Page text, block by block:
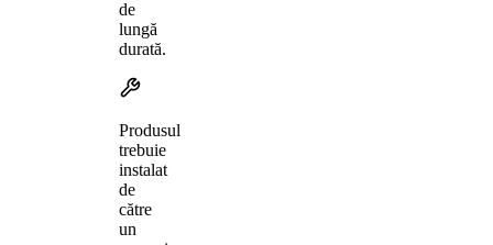
de
lungă
durată.
Produsul
trebuie
instalat
de
către
un